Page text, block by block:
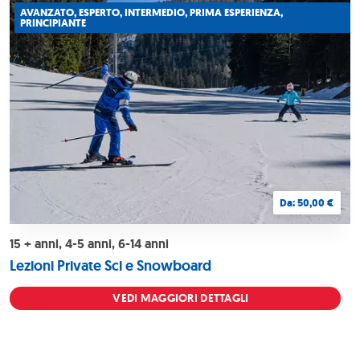
Da: 50,00 €
AVANZATO, ESPERTO, INTERMEDIO, PRIMA ESPERIENZA,
PRINCIPIANTE
15 + anni, 4-5 anni, 6-14 anni
Lezioni Private Sci e Snowboard
VEDI MAGGIORI DETTAGLI